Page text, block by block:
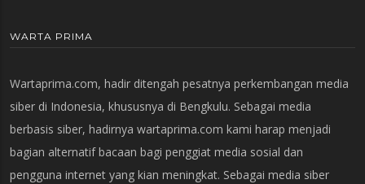
WARTA PRIMA
Wartaprima.com, hadir ditengah pesatnya perkembangan media
siber di Indonesia, khususnya di Bengkulu. Sebagai media
berbasis siber, hadirnya wartaprima.com kami harap menjadi
bagian alternatif bacaan bagi penggiat media sosial dan
pengguna internet yang kian meningkat. Sebagai media siber